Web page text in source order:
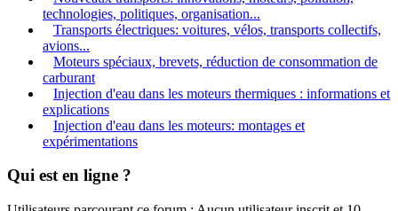
technologies, politiques, organisation...
Transports électriques: voitures, vélos, transports collectifs,
avions...
Moteurs spéciaux, brevets, réduction de consommation de
carburant
Injection d'eau dans les moteurs thermiques : informations et
explications
Injection d'eau dans les moteurs: montages et
expérimentations
Qui est en ligne ?